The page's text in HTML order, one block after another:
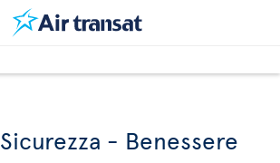
Sicurezza - Benessere